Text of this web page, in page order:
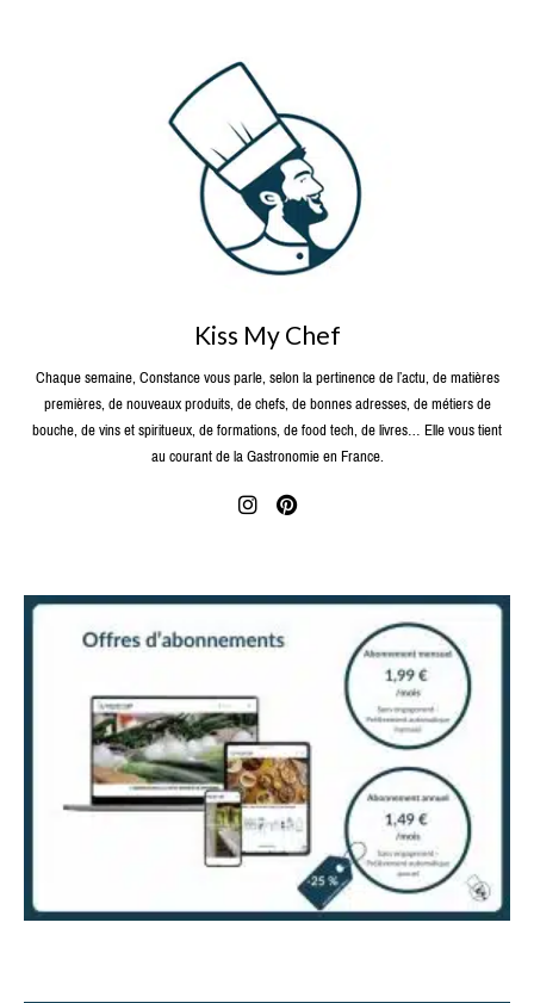
Kiss My Chef
Chaque semaine, Constance vous parle, selon la pertinence de l’actu, de matières
premières, de nouveaux produits, de chefs, de bonnes adresses, de métiers de
bouche, de vins et spiritueux, de formations, de food tech, de livres… Elle vous tient
au courant de la Gastronomie en France.